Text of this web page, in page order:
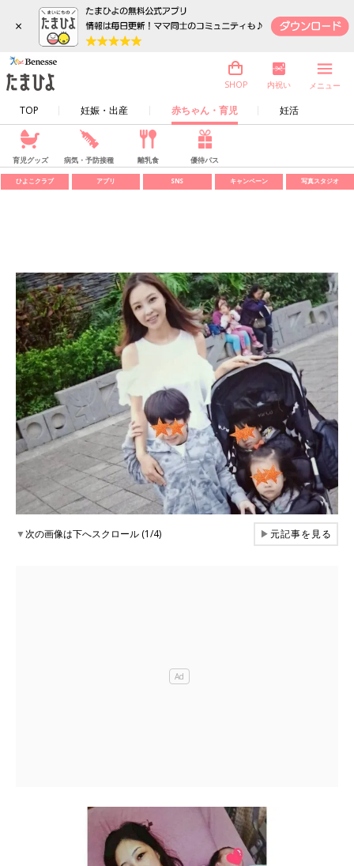
×
TOP 妊娠・出産 赤ちゃん・育児 妊活
SHOP 内祝い メニュー
育児グッズ 病気・予防接種 離乳食 優待パス
ひよこクラブ アプリ SNS キャンペーン 写真スタジオ
▼次の画像は下へスクロール (1/4) ▶元記事を見る